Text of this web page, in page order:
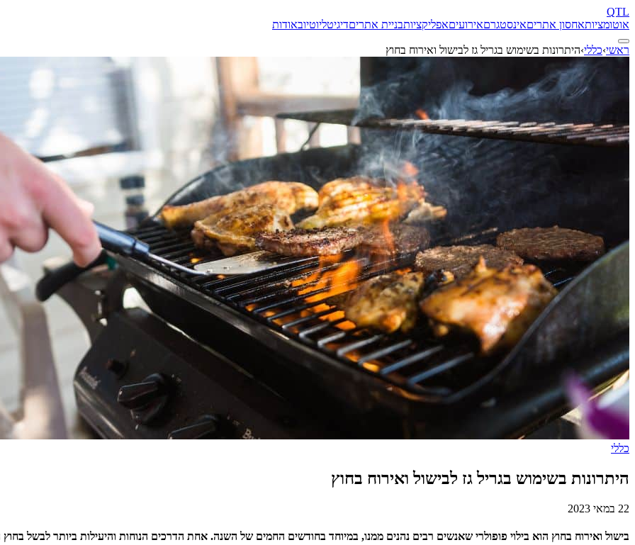
QTL
אוטומציותאחסון אתריםאינסטגרםאירועיםאפליקציותבניית אתריםדיגיטליוטיובאודות
ראשי›כללי›היתרונות בשימוש בגריל גז לבישול ואירוח בחוץ
כללי
היתרונות בשימוש בגריל גז לבישול ואירוח בחוץ
22 במאי 2023
בישול ואירוח בחוץ הוא בילוי פופולרי שאנשים רבים נהנים ממנו, במיוחד בחודשים החמים של השנה. אחת הדרכים הנוחות והיעילות ביותר לבשל בחוץ